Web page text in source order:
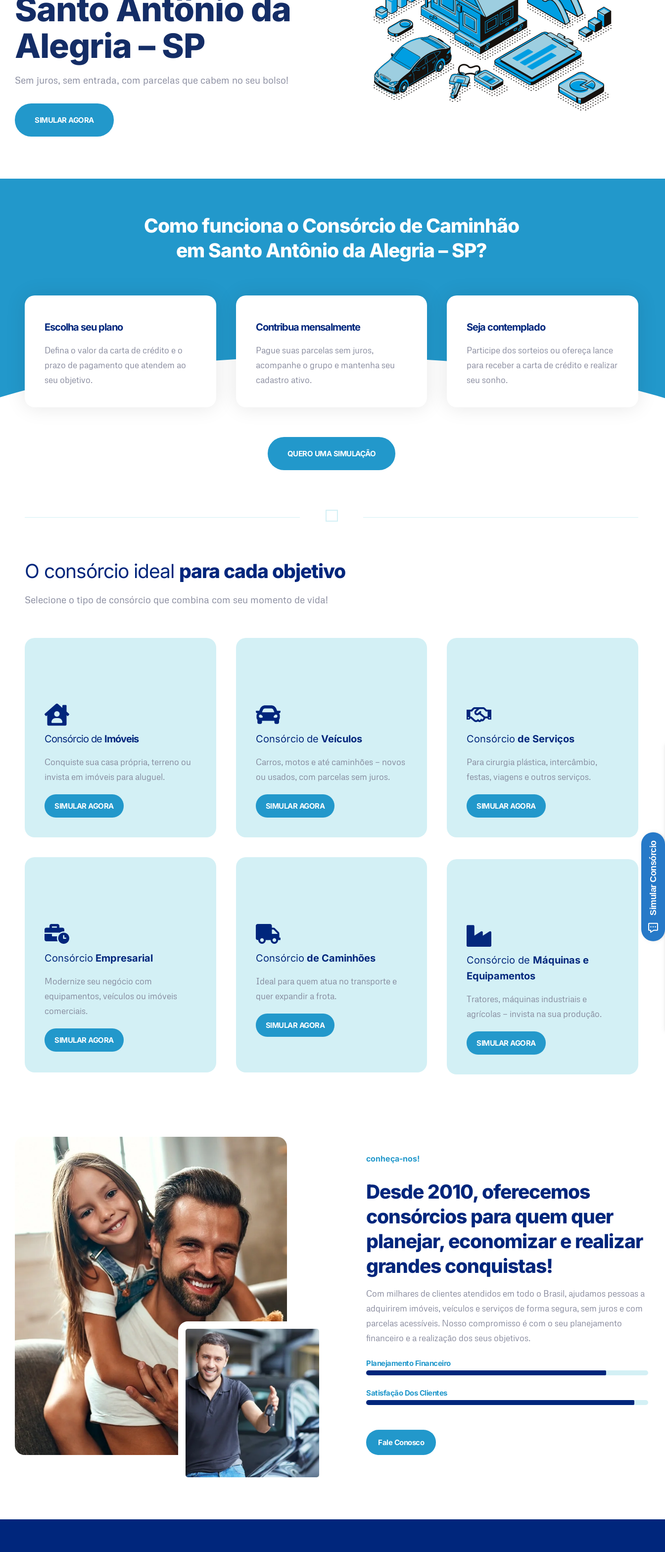
Santo Antônio da
Alegria – SP
Sem juros, sem entrada, com parcelas que cabem no seu bolso!
SIMULAR AGORA
Como funciona o Consórcio de Caminhão
em Santo Antônio da Alegria – SP?
Escolha seu plano
Defina o valor da carta de crédito e o
prazo de pagamento que atendem ao
seu objetivo.
Contribua mensalmente
Pague suas parcelas sem juros,
acompanhe o grupo e mantenha seu
cadastro ativo.
Seja contemplado
Participe dos sorteios ou ofereça lance
para receber a carta de crédito e realizar
seu sonho.
QUERO UMA SIMULAÇÃO
O consórcio ideal para cada objetivo
Selecione o tipo de consórcio que combina com seu momento de vida!
Consórcio de Imóveis
Conquiste sua casa própria, terreno ou
invista em imóveis para aluguel.
SIMULAR AGORA​
Consórcio de Veículos
Carros, motos e até caminhões — novos
ou usados, com parcelas sem juros.
SIMULAR AGORA
Consórcio de Serviços
Para cirurgia plástica, intercâmbio,
festas, viagens e outros serviços.
SIMULAR AGORA
Consórcio Empresarial
Modernize seu negócio com
equipamentos, veículos ou imóveis
comerciais.
SIMULAR AGORA
Consórcio de Caminhões
Ideal para quem atua no transporte e
quer expandir a frota.
SIMULAR AGORA
Consórcio de Máquinas e
Equipamentos
Tratores, máquinas industriais e
agrícolas — invista na sua produção.
SIMULAR AGORA
conheça-nos!
Desde 2010, oferecemos
consórcios para quem quer
planejar, economizar e realizar
grandes conquistas!
Com milhares de clientes atendidos em todo o Brasil, ajudamos pessoas a
adquirirem imóveis, veículos e serviços de forma segura, sem juros e com
parcelas acessíveis. Nosso compromisso é com o seu planejamento
financeiro e a realização dos seus objetivos.
Planejamento Financeiro
Satisfação Dos Clientes
Fale Conosco
Simular Consórcio